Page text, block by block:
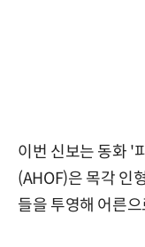
이번 신보는 동화 '
(AHOF)은 목각 인
들을 투영해 어른